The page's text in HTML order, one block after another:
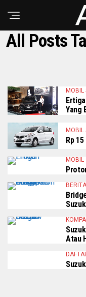
All Posts
MOBIL
Yang
MOBIL
Rp
MOBIL
BERITA
Atau